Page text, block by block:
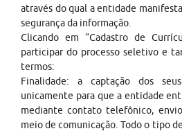
através do qual a entidade
segurança da informação.
Clicando em “Cadastro de
participar do processo seletivo e
termos:
Finalidade: a captação dos
unicamente para que a entidade
mediante contato telefônico,
meio de comunicação. Todo o tipo